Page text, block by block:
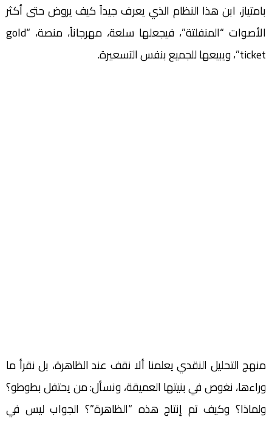
بامتياز، ابن هذا النظام الذي يعرف جيداً كيف يروض حتى أكثر
الأصوات “المنفلتة”، فيجعلها سلعة، مهرجاناً، منصة، “gold
ticket”، ويبيعها للجميع بنفس التسعيرة.
منهج التحليل النقدي يعلمنا ألا نقف عند الظاهرة، بل نقرأ ما
وراءها، نغوص في بنيتها العميقة، ونسأل: من يحتفل بطوطو؟
ولماذا؟ وكيف تم إنتاج هذه “الظاهرة”؟ الجواب ليس في